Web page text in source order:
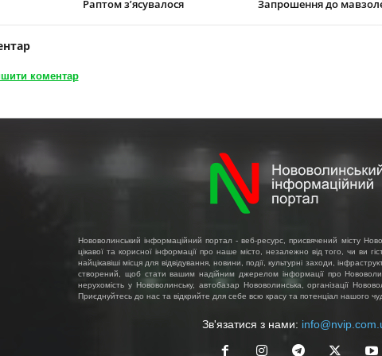
Раптом з’ясувалося Запрошення до
коментар
Нововолинський інформаційний портал - веб-ресурс, присвячений місту
цікавої та корисної інформації про наше місто, незалежно від того, чи ви
найцікавіші місця для відвідування, новини, події, культурні заходи,
створений, щоб стати вашим надійним джерелом інформації про
нерухомість у Нововолинську, автобазар Нововолинська, організації
Приєднуйтесь до нас та відкрийте для себе всю красу та потенціал нашого
Зв'язатися з нами: